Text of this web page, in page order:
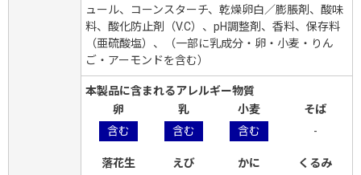
ュール、コーンスターチ、乾燥卵白／膨脹剤、酸味
料、酸化防止剤（V.C）、pH調整剤、香料、保存料
（亜硫酸塩）、（一部に乳成分・卵・小麦・りん
ご・アーモンドを含む）
本製品に含まれるアレルギー物質
卵
乳 小麦
そば
含む
含む 含む -
落花生 えび かに
くるみ